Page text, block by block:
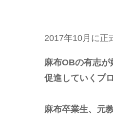
2017年10月に正
麻布OBの有志
促進していくプ
麻布卒業生、元